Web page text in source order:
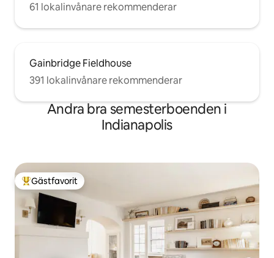
61 lokalinvånare rekommenderar
Gainbridge Fieldhouse
391 lokalinvånare rekommenderar
Andra bra semesterboenden i
Indianapolis
Populär gästfavorit
Gästfavorit